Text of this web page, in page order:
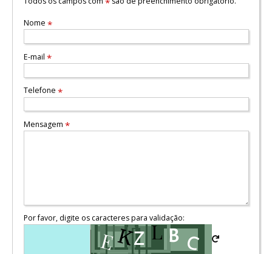
*
Nome *
E-mail *
Telefone *
Mensagem *
Por favor, digite os caracteres para validação: